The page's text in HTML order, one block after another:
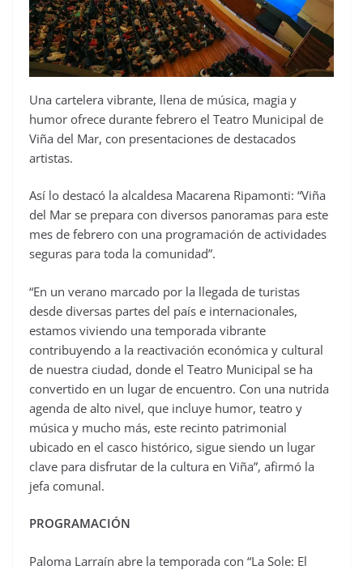
Una cartelera vibrante, llena de música, magia y
humor ofrece durante febrero el Teatro Municipal de
Viña del Mar, con presentaciones de destacados
artistas.
Así lo destacó la alcaldesa Macarena Ripamonti: “Viña
del Mar se prepara con diversos panoramas para este
mes de febrero con una programación de actividades
seguras para toda la comunidad”.
“En un verano marcado por la llegada de turistas
desde diversas partes del país e internacionales,
estamos viviendo una temporada vibrante
contribuyendo a la reactivación económica y cultural
de nuestra ciudad, donde el Teatro Municipal se ha
convertido en un lugar de encuentro. Con una nutrida
agenda de alto nivel, que incluye humor, teatro y
música y mucho más, este recinto patrimonial
ubicado en el casco histórico, sigue siendo un lugar
clave para disfrutar de la cultura en Viña”, afirmó la
jefa comunal.
PROGRAMACIÓN
Paloma Larraín abre la temporada con “La Sole: El